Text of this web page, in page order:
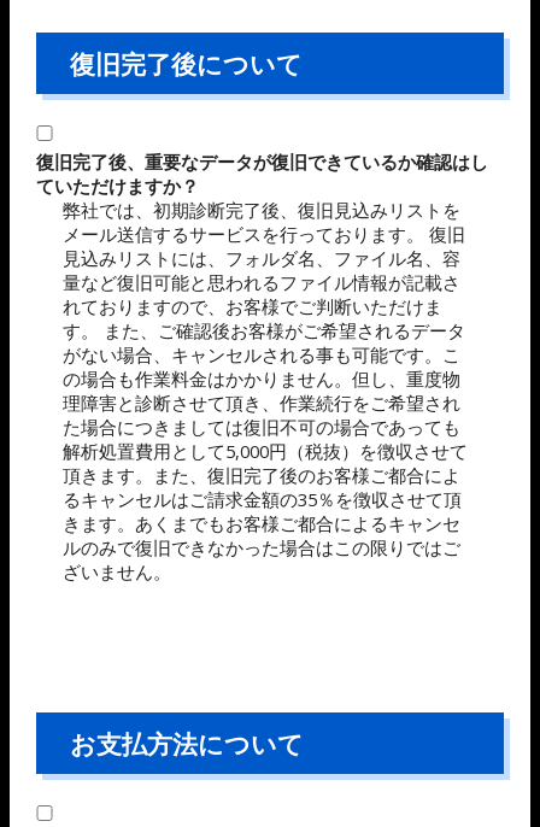
復旧完了後について
復旧完了後、重要なデータが復旧できているか確認はし
ていただけますか？
弊社では、初期診断完了後、復旧見込みリストを
メール送信するサービスを行っております。 復旧
見込みリストには、フォルダ名、ファイル名、容
量など復旧可能と思われるファイル情報が記載さ
れておりますので、お客様でご判断いただけま
す。 また、ご確認後お客様がご希望されるデータ
がない場合、キャンセルされる事も可能です。こ
の場合も作業料金はかかりません。但し、重度物
理障害と診断させて頂き、作業続行をご希望され
た場合につきましては復旧不可の場合であっても
解析処置費用として5,000円（税抜）を徴収させて
頂きます。また、復旧完了後のお客様ご都合によ
るキャンセルはご請求金額の35％を徴収させて頂
きます。あくまでもお客様ご都合によるキャンセ
ルのみで復旧できなかった場合はこの限りではご
ざいません。
お支払方法について